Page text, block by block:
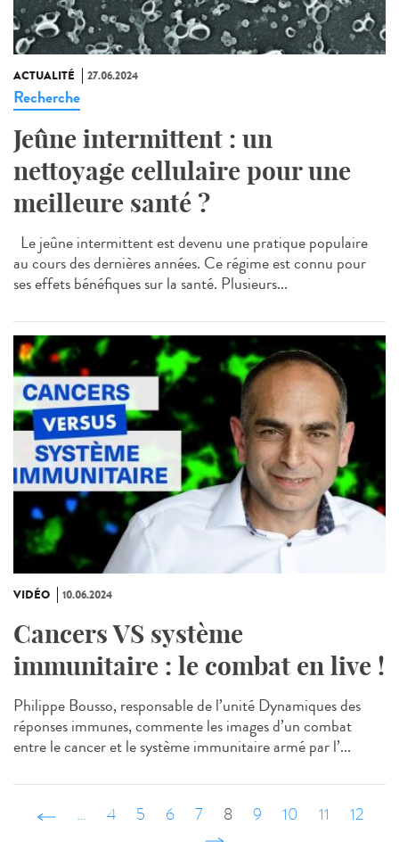
ACTUALITÉ 27.06.2024
Recherche
Jeûne intermittent : un
nettoyage cellulaire pour une
meilleure santé ?
Le jeûne intermittent est devenu une pratique populaire
au cours des dernières années. Ce régime est connu pour
ses effets bénéfiques sur la santé. Plusieurs...
VIDÉO 10.06.2024
Cancers VS système
immunitaire : le combat en live !
Philippe Bousso, responsable de l’unité Dynamiques des
réponses immunes, commente les images d’un combat
entre le cancer et le système immunitaire armé par l’...
‹ précédent
… 4 5 6 7 8 9 10 11
12